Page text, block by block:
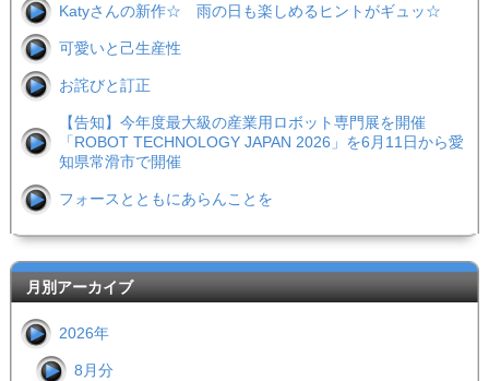
Katyさんの新作☆ 雨の日も楽しめるヒントがギュッ☆
可愛いと己生産性
お詫びと訂正
【告知】今年度最大級の産業用ロボット専門展を開催
「ROBOT TECHNOLOGY JAPAN 2026」を6月11日から愛
知県常滑市で開催
フォースとともにあらんことを
月別アーカイブ
2026年
8月分